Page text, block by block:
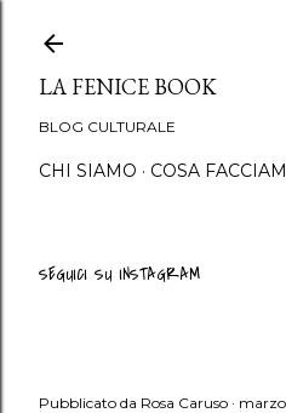
LA FENICE BOOK
BLOG CULTURALE
CHI SIAMO COSA
SEGUICI SU INSTAGRAM
Pubblicato da Rosa Caruso marzo